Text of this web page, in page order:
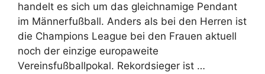
handelt es sich um das gleichnamige Pendant
im Männerfußball. Anders als bei den Herren ist
die Champions League bei den Frauen aktuell
noch der einzige europaweite
Vereinsfußballpokal. Rekordsieger ist …